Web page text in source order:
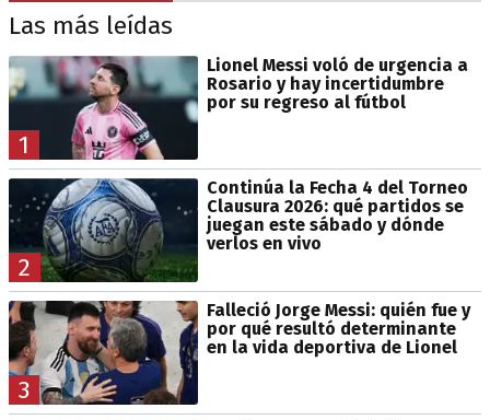
Las más leídas
1
Lionel Messi voló de urgencia a
Rosario y hay incertidumbre
por su regreso al fútbol
2
Continúa la Fecha 4 del Torneo
Clausura 2026: qué partidos se
juegan este sábado y dónde
verlos en vivo
3
Falleció Jorge Messi: quién fue y
por qué resultó determinante
en la vida deportiva de Lionel